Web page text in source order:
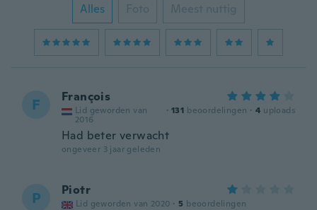
Alles Foto Meest nuttig
F François
Lid geworden van
2016
· 131 beoordelingen · 4 uploads
Had beter verwacht
ongeveer 3 jaar geleden
P Piotr
Lid geworden van 2020 · 5 beoordelingen